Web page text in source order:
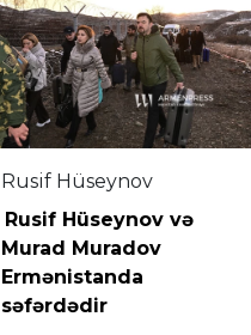
Rusif Hüseynov
Rusif Hüseynov və
Murad Muradov
Ermənistanda
səfərdədir